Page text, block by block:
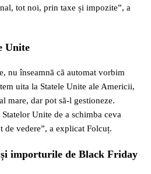
tot noi, prin taxe și impozite”, a
Unite
nu înseamnă că automat vorbim
uita la Statele Unite ale Americii,
mare, dar pot să-l gestioneze.
Unite de a schimba ceva
de vedere”, a explicat Folcuț.
importurile de Black Friday